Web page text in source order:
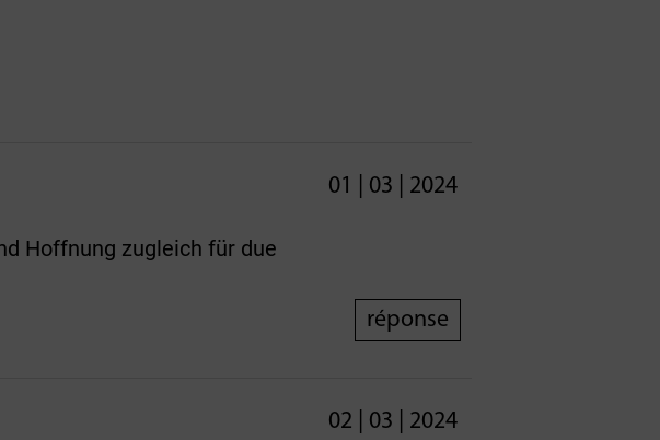
01 | 03 | 2024
Hoffnung zugleich für due
réponse
02 | 03 | 2024